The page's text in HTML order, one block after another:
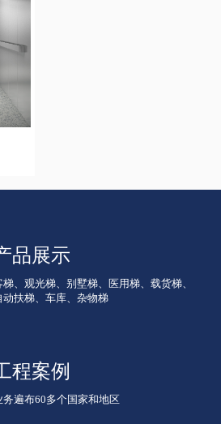
品展示
梯、观光梯、别墅梯、医用梯、载货梯、
动扶梯、车库、杂物梯
程案例
务遍布60多个国家和地区